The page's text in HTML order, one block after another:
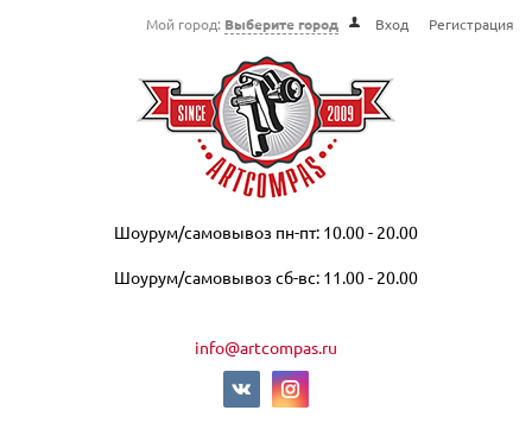
Мой город: Выберите город Вход Регистрация
Шоурум/самовывоз пн-пт: 10.00 - 20.00
Шоурум/самовывоз сб-вс: 11.00 - 20.00
info@artcompas.ru